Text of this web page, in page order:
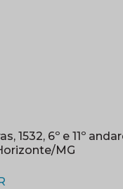
1532, 6º e 11º
MG